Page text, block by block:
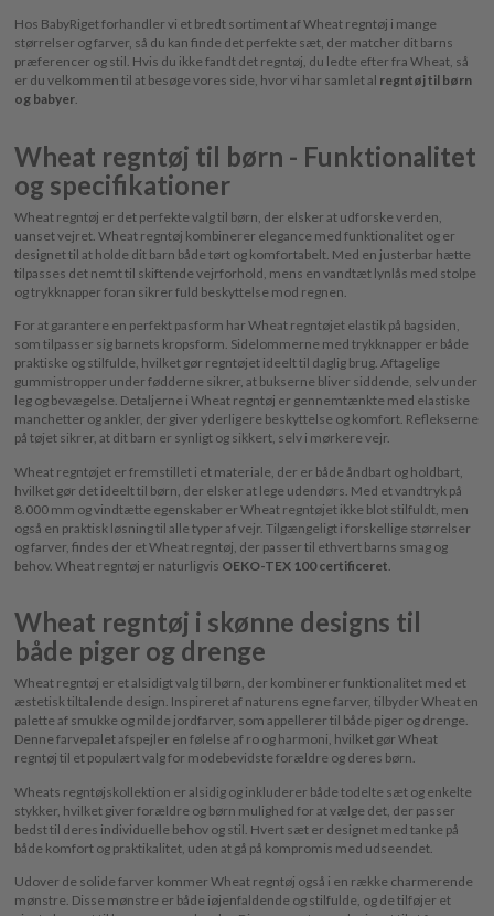
Hos BabyRiget forhandler vi et bredt sortiment af Wheat regntøj i mange
størrelser og farver, så du kan finde det perfekte sæt, der matcher dit barns
præferencer og stil. Hvis du ikke fandt det regntøj, du ledte efter fra Wheat, så
er du velkommen til at besøge vores side, hvor vi har samlet al regntøj til børn
og babyer.
Wheat regntøj til børn - Funktionalitet
og specifikationer
Wheat regntøj er det perfekte valg til børn, der elsker at udforske verden,
uanset vejret. Wheat regntøj kombinerer elegance med funktionalitet og er
designet til at holde dit barn både tørt og komfortabelt. Med en justerbar hætte
tilpasses det nemt til skiftende vejrforhold, mens en vandtæt lynlås med stolpe
og trykknapper foran sikrer fuld beskyttelse mod regnen.
For at garantere en perfekt pasform har Wheat regntøjet elastik på bagsiden,
som tilpasser sig barnets kropsform. Sidelommerne med trykknapper er både
praktiske og stilfulde, hvilket gør regntøjet ideelt til daglig brug. Aftagelige
gummistropper under fødderne sikrer, at bukserne bliver siddende, selv under
leg og bevægelse. Detaljerne i Wheat regntøj er gennemtænkte med elastiske
manchetter og ankler, der giver yderligere beskyttelse og komfort. Reflekserne
på tøjet sikrer, at dit barn er synligt og sikkert, selv i mørkere vejr.
Wheat regntøjet er fremstillet i et materiale, der er både åndbart og holdbart,
hvilket gør det ideelt til børn, der elsker at lege udendørs. Med et vandtryk på
8.000 mm og vindtætte egenskaber er Wheat regntøjet ikke blot stilfuldt, men
også en praktisk løsning til alle typer af vejr. Tilgængeligt i forskellige størrelser
og farver, findes der et Wheat regntøj, der passer til ethvert barns smag og
behov. Wheat regntøj er naturligvis OEKO-TEX 100 certificeret
Wheat regntøj i skønne designs til
både piger og drenge
Wheat regntøj er et alsidigt valg til børn, der kombinerer funktionalitet med et
æstetisk tiltalende design. Inspireret af naturens egne farver, tilbyder Wheat en
palette af smukke og milde jordfarver, som appellerer til både piger og drenge.
Denne farvepalet afspejler en følelse af ro og harmoni, hvilket gør Wheat
regntøj til et populært valg for modebevidste forældre og deres børn.
Wheats regntøjskollektion er alsidig og inkluderer både todelte sæt og enkelte
stykker, hvilket giver forældre og børn mulighed for at vælge det, der passer
bedst til deres individuelle behov og stil. Hvert sæt er designet med tanke på
både komfort og praktikalitet, uden at gå på kompromis med udseendet.
Udover de solide farver kommer Wheat regntøj også i en række charmerende
mønstre. Disse mønstre er både iøjenfaldende og stilfulde, og de tilføjer et